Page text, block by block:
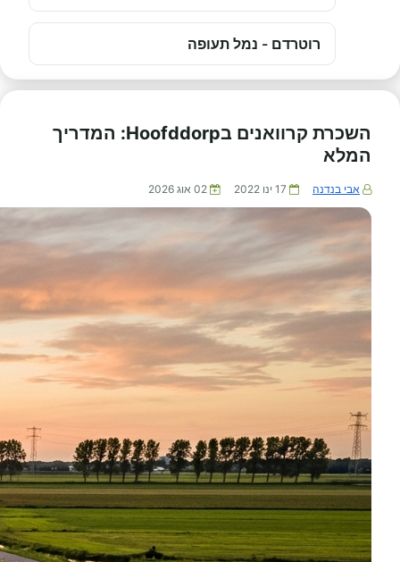
רוטרדם - נמל תעופה
השכרת קרוואנים בHoofddorp: המדריך
המלא
אבי בנדנה 17 ינו 2022 02 אוג 2026